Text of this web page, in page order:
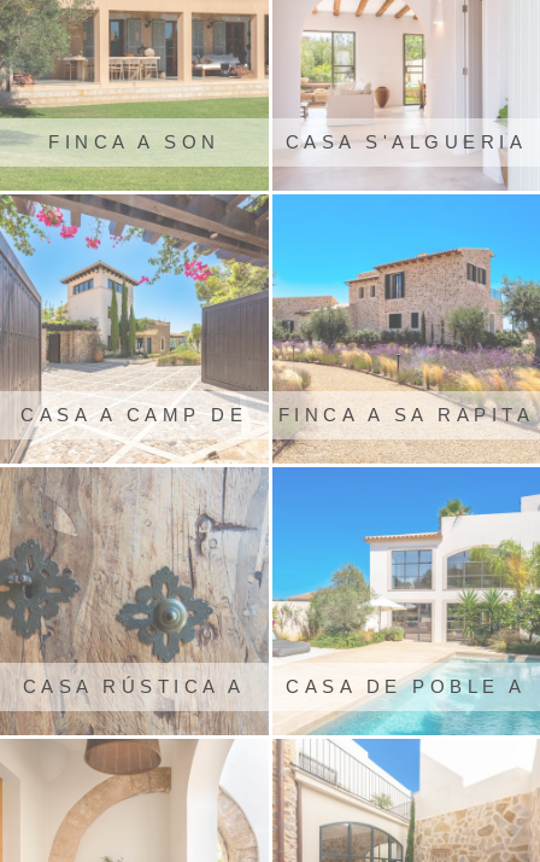
FINCA A SON
SERVERA
CASA S'ALGUERIA
BLANCA
CASA A CAMP DE
MAR
FINCA A SA RAPITA
CASA RÚSTICA A
DEIÀ
CASA DE POBLE A
S'ALGUERIA
BLANCA